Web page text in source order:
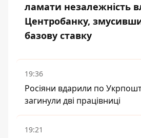
ламати незалежність
Центробанку,
базову ставку
19:36
Росіяни вдарили по
загинули дві працівниці
19:21